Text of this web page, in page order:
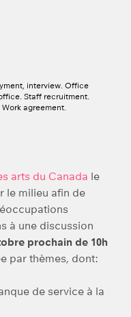
interview. Office
Staff recruitment.
agreement.
arts du Canada le
le milieu afin de
à une discussion
prochain de 10h
par thèmes, dont:
de service à la